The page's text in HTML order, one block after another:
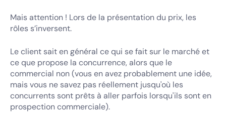
Mais attention ! Lors de la présentation du prix, les
rôles s’inversent.
Le client sait en général ce qui se fait sur le marché et
ce que propose la concurrence, alors que le
commercial non (vous en avez probablement une idée,
mais vous ne savez pas réellement jusqu'où les
concurrents sont prêts à aller parfois lorsqu'ils sont en
prospection commerciale).